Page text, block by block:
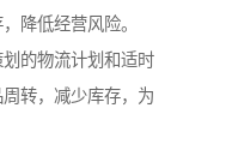
降低经营风险。
的物流计划和适时
转，减少库存，为